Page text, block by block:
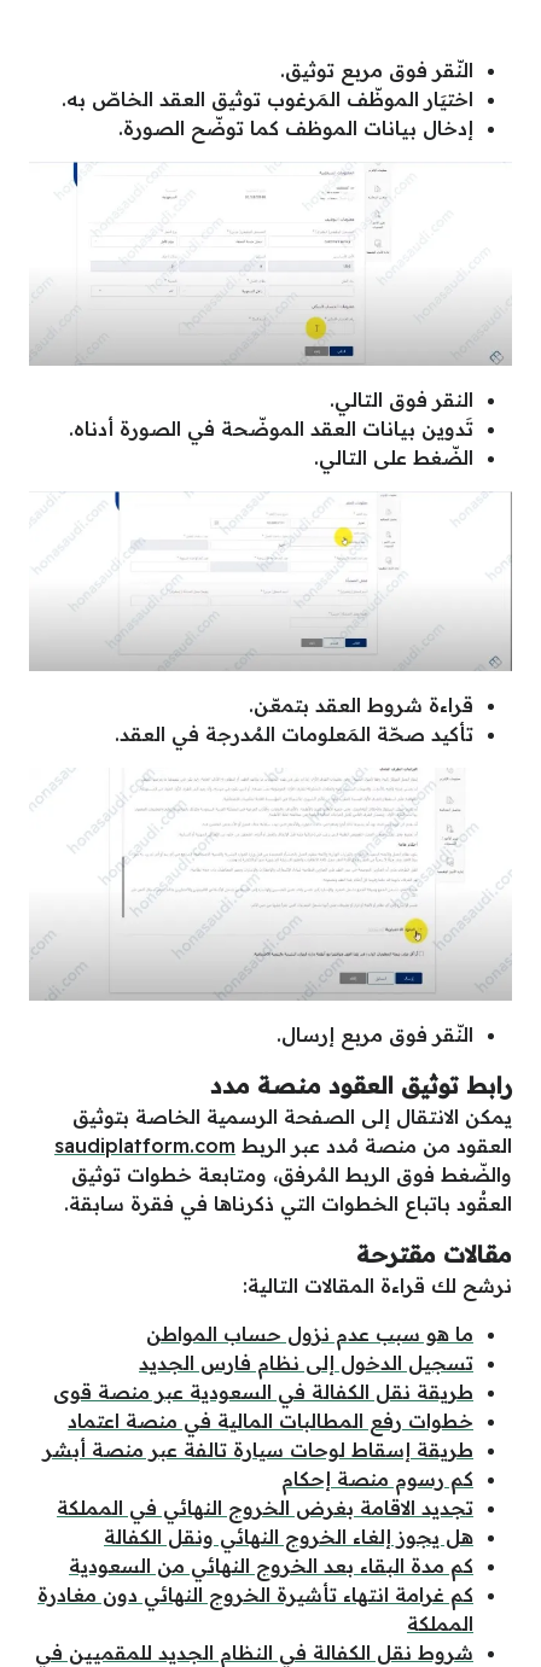
النّقر فوق مربع توثيق.
اختيَار الموظّف المَرغوب توثيق العقد الخاصّ به.
إدخال بيانات الموظف كما توضّح الصورة.
النقر فوق التالي.
تَدوين بيانات العقد الموضّحة في الصورة أدناه.
الضّغط على التالي.
قراءة شروط العقد بتمعّن.
تأكيد صحّة المَعلومات المُدرجة في العقد.
النّقر فوق مربع إرسال.
رابط توثيق العقود منصة مدد
يمكن الانتقال إلى الصفحة الرسمية الخاصة بتوثيق
العقود من منصة مُدد عبر الربط saudiplatform.com
والضّغط فوق الربط المُرفق، ومتابعة خطوات توثيق
العقُود باتباع الخطوات التي ذكرناها في فقرة سابقة.
مقالات مقترحة
نرشح لك قراءة المقالات التالية:
ما هو سبب عدم نزول حساب المواطن
تسجيل الدخول إلى نظام فارس الجديد
طريقة نقل الكفالة في السعودية عبر منصة قوى
خطوات رفع المطالبات المالية في منصة اعتماد
طريقة إسقاط لوحات سيارة تالفة عبر منصة أبشر
كم رسوم منصة إحكام
تجديد الاقامة بغرض الخروج النهائي في المملكة
هل يجوز إلغاء الخروج النهائي ونقل الكفالة
كم مدة البقاء بعد الخروج النهائي من السعودية
كم غرامة انتهاء تأشيرة الخروج النهائي دون مغادرة
المملكة
شروط نقل الكفالة في النظام الجديد للمقميين في